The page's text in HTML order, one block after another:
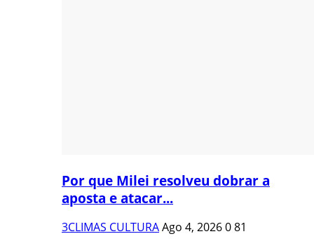
Por que Milei resolveu dobrar a
aposta e atacar...
3CLIMAS CULTURAAgo 4, 2026081